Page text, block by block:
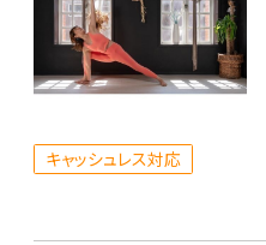
キャッシュレス対応